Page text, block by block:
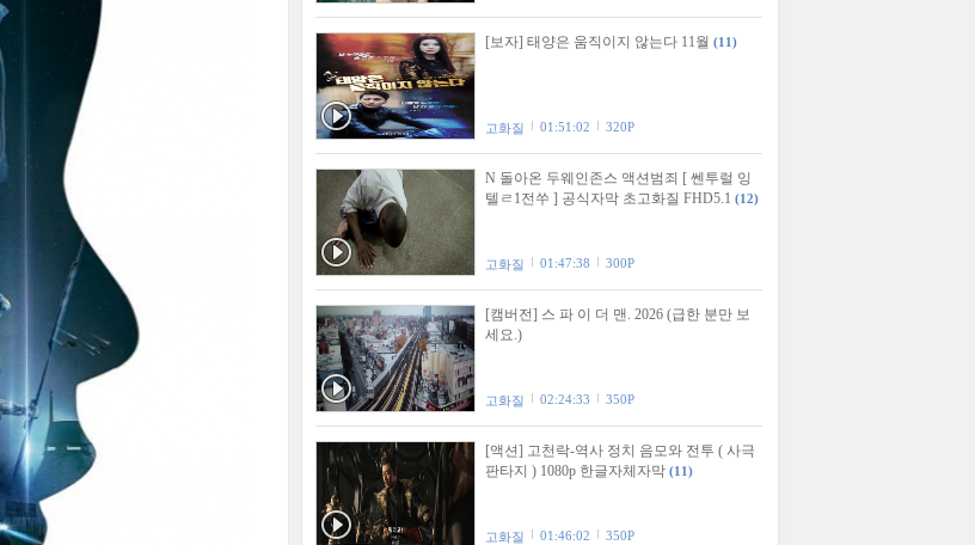
[보자] 태양은 움직이지 않는다 11월 (11)
고화질 01:51:02 320P
N 돌아온 두웨인존스 액션범죄 [ 쎈투럴 잉
텔ㄹ1전쑤 ] 공식자막 초고화질 FHD5.1 (12)
고화질 01:47:38 300P
[캠버전] 스 파 이 더 맨. 2026 (급한 분만 보
세요.)
고화질 02:24:33 350P
[액션] 고천락-역사 정치 음모와 전투 ( 사극
판타지 ) 1080p 한글자체자막 (11)
고화질 01:46:02 350P